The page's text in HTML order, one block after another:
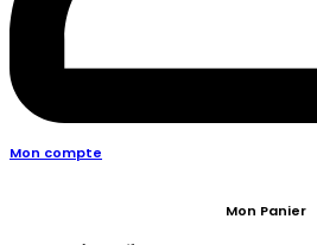
Mon compte
Mon Panier